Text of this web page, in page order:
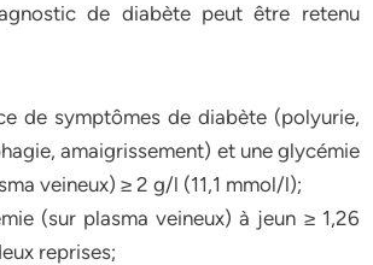
de diabète peut être retenu
de symptômes de diabète (polyurie,
amaigrissement) et une glycémie
veineux) ≥ 2 g/l (11,1 mmol/l);
(sur plasma veineux) à jeun ≥ 1,26
reprises;